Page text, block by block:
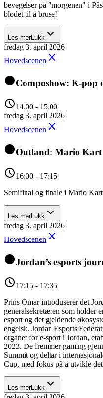
bevegelser på "morgenen" i
blodet til å bruse!
Les merLukk
fredag 3. april 2026
Hovedscenen
Composhow: K-pop
14:00 - 15:00
fredag 3. april 2026
Hovedscenen
Outland: Mario Kart
16:00 - 17:15
Semifinal og finale i Mario
Les merLukk
fredag 3. april 2026
Hovedscenen
Jordan’s esports
17:15 - 17:35
Prins Omar introduserer det
generalsekretæren som holder
esport og det gjeldende
engelsk. Jordan Esports
organet for e-sport i Jordan,
2023. De fremmer gaming
Summit og deltar i
Cup, med fokus på å utvikle
Les merLukk